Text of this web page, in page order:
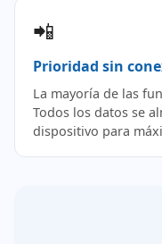
📲
Prioridad sin
La mayoría de las
Todos los datos se
dispositivo para